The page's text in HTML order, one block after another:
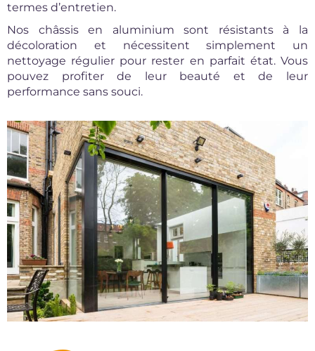
termes d’entretien.
Nos châssis en aluminium sont résistants à la
décoloration et nécessitent simplement un
nettoyage régulier pour rester en parfait état. Vous
pouvez profiter de leur beauté et de leur
performance sans souci.